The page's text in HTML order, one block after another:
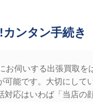
ンタン手続き
お伺いする出張買取を
可能です。大切にして
応はいわば「当店の顔